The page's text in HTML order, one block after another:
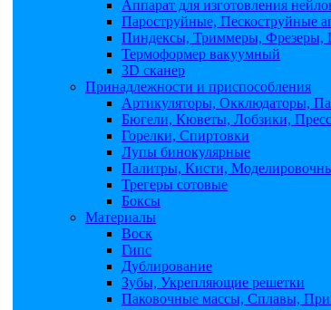
Аппарат для изготовления
Пароструйные, Пескоструйные
Пиндексы, Триммеры, Фрезеры,
Термоформер вакуумный
3D сканер
Принадлежности и приспособления
Артикуляторы, Окклюдаторы,
Бюгели, Кюветы, Лобзики,
Горелки, Спиртовки
Лупы бинокулярные
Палитры, Кисти,
Трегеры сотовые
Боксы
Материалы
Воск
Гипс
Дублирование
Зубы, Укрепляющие решетки
Паковочные массы, Сплавы,